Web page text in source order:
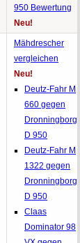
950 Bewertung
Neu!
Mähdrescher
vergleichen
Neu!
Deutz-Fahr M
660 gegen
Dronningborg
D 950
Deutz-Fahr M
1322 gegen
Dronningborg
D 950
Claas
Dominator 98